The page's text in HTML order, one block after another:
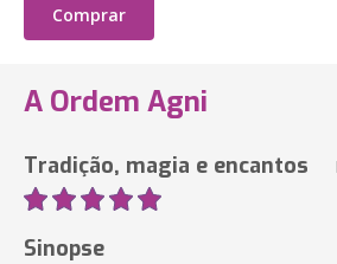
Comprar
A Ordem Agni
Tradição, magia e encantos
Sinopse